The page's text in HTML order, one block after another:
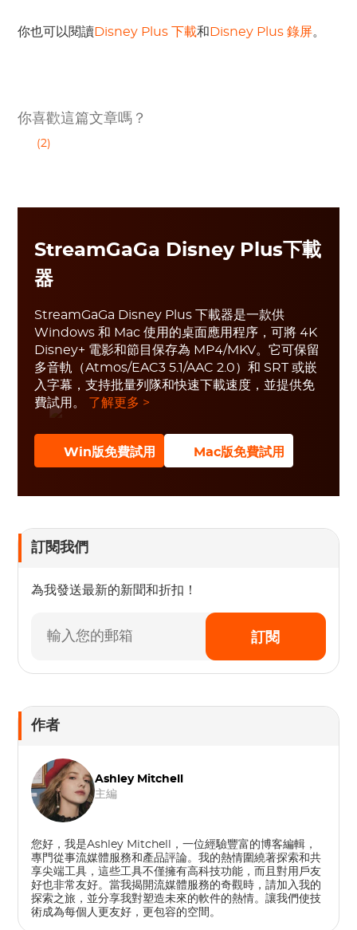
你也可以閱讀Disney Plus 下載和Disney Plus 錄屏。
你喜歡這篇文章嗎？
(2)
StreamGaGa Disney Plus下載
器
StreamGaGa Disney Plus 下載器是一款供
Windows 和 Mac 使用的桌面應用程序，可將 4K
Disney+ 電影和節目保存為 MP4/MKV。它可保留
多音軌（Atmos/EAC3 5.1/AAC 2.0）和 SRT 或嵌
入字幕，支持批量列隊和快速下載速度，並提供免
費試用。 了解更多 >
Win版免費試用 Mac版免費試用
訂閱我們
為我發送最新的新聞和折扣！
訂閱
作者
Ashley Mitchell
主編
您好，我是Ashley Mitchell，一位經驗豐富的博客編輯，
專門從事流媒體服務和產品評論。我的熱情圍繞著探索和共
享尖端工具，這些工具不僅擁有高科技功能，而且對用戶友
好也非常友好。當我揭開流媒體服務的奇觀時，請加入我的
探索之旅，並分享我對塑造未來的軟件的熱情。讓我們使技
術成為每個人更友好，更包容的空間。